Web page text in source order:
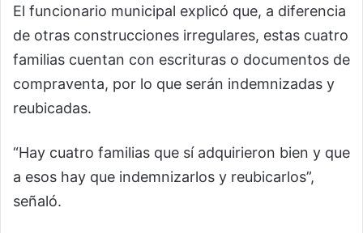
El funcionario municipal explicó que, a diferencia
de otras construcciones irregulares, estas cuatro
familias cuentan con escrituras o documentos de
compraventa, por lo que serán indemnizadas y
reubicadas.
“Hay cuatro familias que sí adquirieron bien y que
a esos hay que indemnizarlos y reubicarlos”,
señaló.